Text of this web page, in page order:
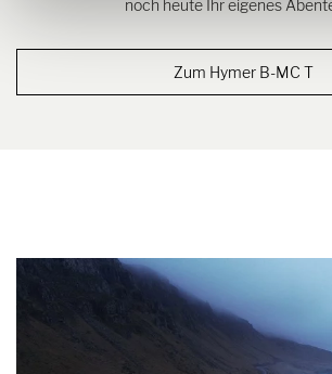
noch heute Ihr eigenes
Zum Hymer B-MC T